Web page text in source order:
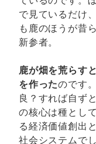
で見ているだけ
も鹿のほうが昔
新参者。
鹿が畑を荒らす
を作ったのです
良？すれば自ず
の核心は種とし
る経済価値創出
社会システムでし